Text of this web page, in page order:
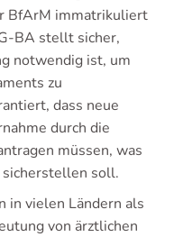
BfArM immatrikuliert
BA stellt sicher,
notwendig ist, um
zu
dass neue
durch die
müssen, was
soll.
in vielen Ländern als
von ärztlichen